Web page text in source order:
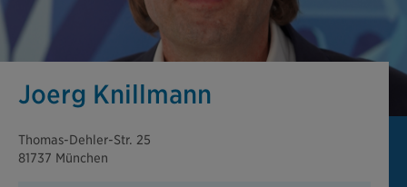
Joerg Knillmann
Thomas-Dehler-Str. 25
81737 München